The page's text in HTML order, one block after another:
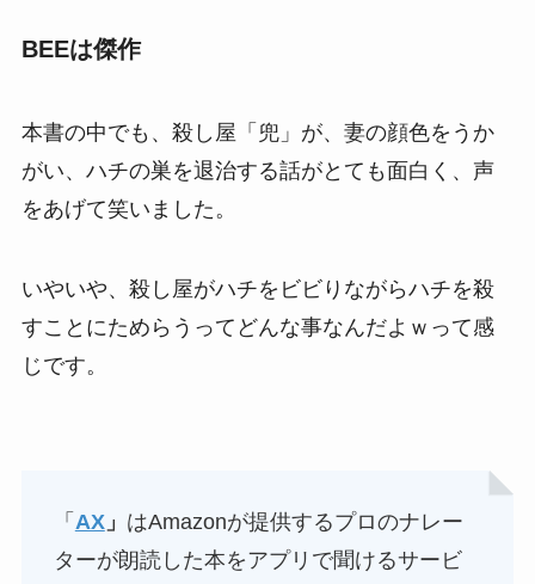
BEEは傑作
本書の中でも、殺し屋「兜」が、妻の顔色をうか
がい、ハチの巣を退治する話がとても面白く、声
をあげて笑いました。
いやいや、殺し屋がハチをビビりながらハチを殺
すことにためらうってどんな事なんだよｗって感
じです。
「 AX」 はAmazonが提供するプロのナレー
ターが朗読した本をアプリで聞けるサービ